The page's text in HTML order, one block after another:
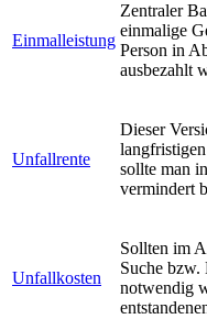
Einmalleistung
Zentraler
einmalige
Person in
ausbezahlt
Unfallrente
Dieser
sollte man
vermindert
Unfallkosten
Sollten im
Suche bzw.
notwendig